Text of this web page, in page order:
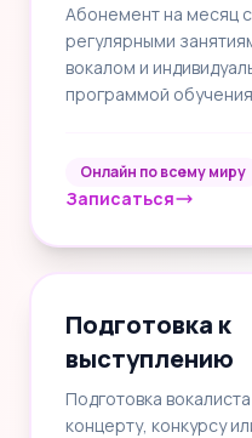
Абонемент на месяц с
регулярными
вокалом и
программой обучения.
Онлайн по всему миру
Записаться
Подготовка к
выступлению
Подготовка
концерту, конкурсу